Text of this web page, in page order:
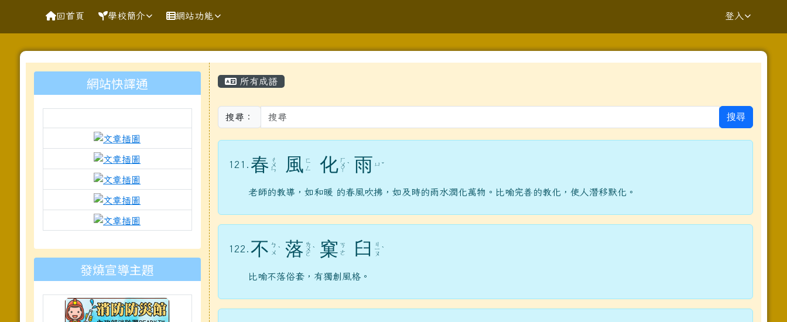
花蓮縣花蓮市明廉國民小學
導覽列回首頁 學校簡介 網站功能 登入
左邊區域內容
網站快譯通
link to https://docs.google.com/forms/d/1ZSFLXy9HoKSJrigoJp3pDKEIQHNLqfDYLkXjUyV7UvQ/viewform?edit_requested=true _blank
link to https://www.mleps.hlc.edu.tw/modules/tad_repair/
link to https://www.mleps.hlc.edu.tw/modules/jill_booking/
link to https://www.kaway.com.tw/page/member/login.aspx?rtn=https%3a%2f%2fwww.kaway.com.tw%2fpage%2frepair%2findex.aspx _blank
link to https://docs.google.com/forms/d/e/1FAIpQLScr6KGMj552f2xHH1TsRtIYU4ZtJOziV7fs1GGE-h484y8t6w/viewform?pli=1 _blank
to https://www.mleps.hlc.edu.tw/modules/tad_repair/
發燒宣導主題
主內容區域
所有成語
搜尋： 搜尋
121. 春 ㄔ
ㄨ
ㄣ 風 ㄈ
ㄥ
化 ㄏ
ㄨ
ㄚ
ˋ 雨 ㄩ ˇ
老師的教導，如和暖 的春風吹拂，如及時的雨水潤化萬物。比喻完善的教化，使人潛移默化。
122. 不 ㄅ
ㄨ ˋ 落 ㄌ
ㄨ
ㄛ
ˋ 窠 ㄎ
ㄜ
臼 ㄐ
ㄧ
ㄡ
ˋ
比喻不落俗套，有獨創風格。
頁尾區域